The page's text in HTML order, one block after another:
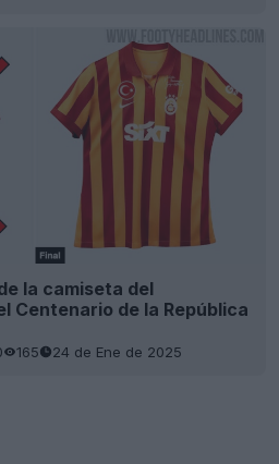
la camiseta del
Centenario de la República
165 24 de Ene de 2025